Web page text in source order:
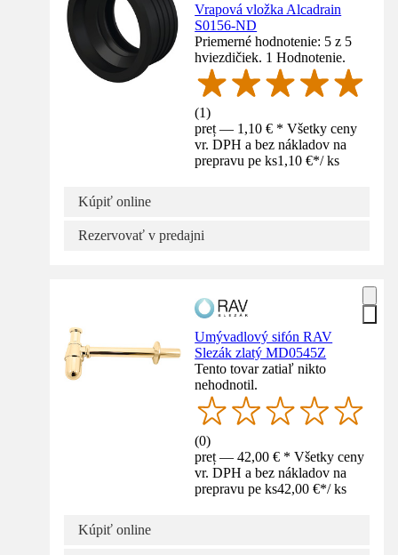
Vrapová vložka Alcadrain
S0156-ND
Priemerné hodnotenie: 5 z 5
hviezdičiek. 1 Hodnotenie.
(1)
preț — 1,10 € * Všetky ceny
vr. DPH a bez nákladov na
prepravu pe ks1,10 €*/ ks
Kúpiť online
Rezervovať v predajni
Umývadlový sifón RAV
Slezák zlatý MD0545Z
Tento tovar zatiaľ nikto
nehodnotil.
(0)
preț — 42,00 € * Všetky ceny
vr. DPH a bez nákladov na
prepravu pe ks42,00 €*/ ks
Kúpiť online